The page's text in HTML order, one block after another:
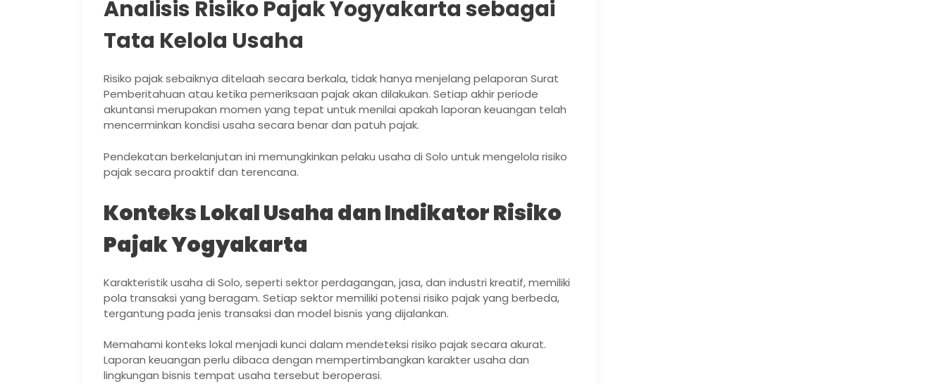
Analisis Risiko Pajak Yogyakarta sebagai
Tata Kelola Usaha
Risiko pajak sebaiknya ditelaah secara berkala, tidak hanya menjelang pelaporan Surat
Pemberitahuan atau ketika pemeriksaan pajak akan dilakukan. Setiap akhir periode
akuntansi merupakan momen yang tepat untuk menilai apakah laporan keuangan telah
mencerminkan kondisi usaha secara benar dan patuh pajak.
Pendekatan berkelanjutan ini memungkinkan pelaku usaha di Solo untuk mengelola risiko
pajak secara proaktif dan terencana.
Konteks Lokal Usaha dan Indikator Risiko
Pajak Yogyakarta
Karakteristik usaha di Solo, seperti sektor perdagangan, jasa, dan industri kreatif, memiliki
pola transaksi yang beragam. Setiap sektor memiliki potensi risiko pajak yang berbeda,
tergantung pada jenis transaksi dan model bisnis yang dijalankan.
Memahami konteks lokal menjadi kunci dalam mendeteksi risiko pajak secara akurat.
Laporan keuangan perlu dibaca dengan mempertimbangkan karakter usaha dan
lingkungan bisnis tempat usaha tersebut beroperasi.